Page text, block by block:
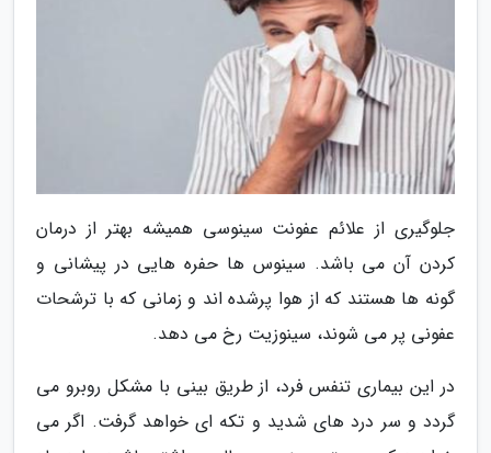
جلوگیری از علائم عفونت سینوسی همیشه بهتر از درمان
کردن آن می باشد. سینوس ها حفره هایی در پیشانی و
گونه ها هستند که از هوا پرشده اند و زمانی که با ترشحات
عفونی پر می شوند، سینوزیت رخ می دهد.
در این بیماری تنفس فرد، از طریق بینی با مشکل روبرو می
گردد و سر درد های شدید و تکه ای خواهد گرفت. اگر می